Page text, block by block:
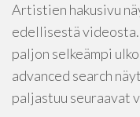
Artistien hakusivu
edellisestä videosta.
paljon selkeämpi
advanced search
paljastuu seuraavat